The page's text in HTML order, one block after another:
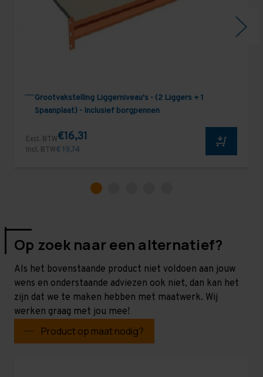
Grootvakstelling Liggerniveau's - (2 Liggers + 1
Spaanplaat) - Inclusief borgpennen
Excl. BTW€16,31
Incl. BTW€ 19,74
Op zoek naar een alternatief?
Als het bovenstaande product niet voldoen aan jouw
wens en onderstaande adviezen ook niet, dan kan het
zijn dat we te maken hebben met maatwerk. Wij
werken graag met jou mee!
Product op maat nodig?